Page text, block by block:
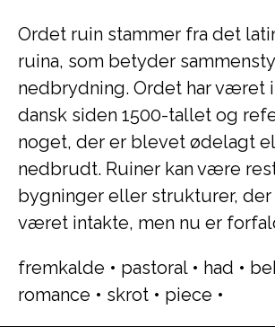
Ordet ruin stammer fra det
ruina, som betyder
nedbrydning. Ordet har været
dansk siden 1500-tallet og
noget, der er blevet ødelagt
nedbrudt. Ruiner kan være
bygninger eller strukturer, der
været intakte, men nu er
fremkalde • pastoral• had •
romance • skrot • piece •